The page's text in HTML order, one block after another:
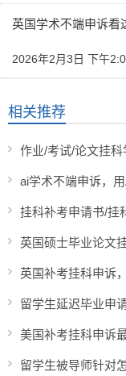
英国学术不端申诉看
2026年2月3日 下午
相关推荐
作业/考试/论文挂科
挂科补考申请书/挂
英国硕士毕业论文
留学生延迟毕业申
美国补考挂科申诉
留学生被导师针对